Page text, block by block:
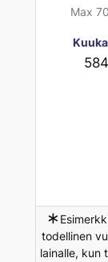
Max
∗
todellinen
lainalle, kun